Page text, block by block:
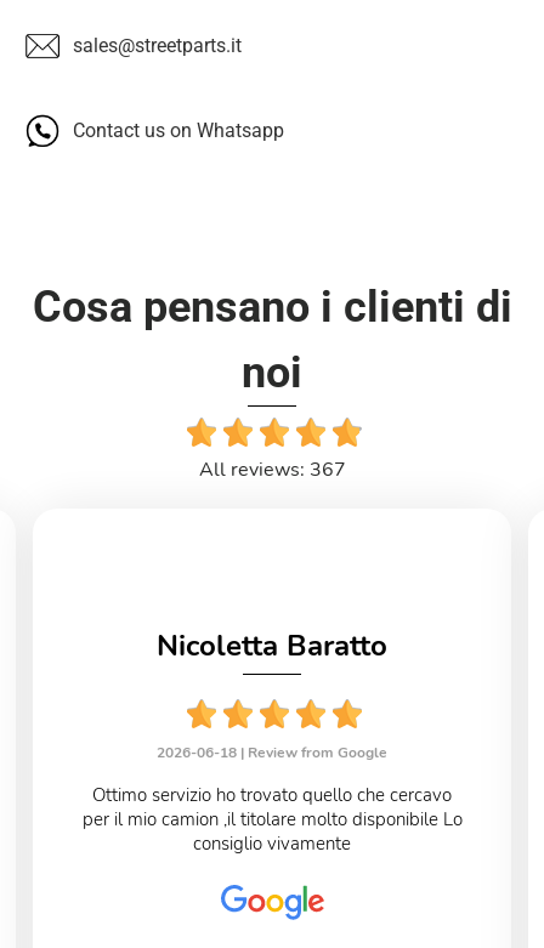
sales@streetparts.it
Contact us on Whatsapp
Cosa pensano i clienti di
noi
All reviews: 367
Nicoletta Baratto
2026-06-18 | Review from Google
Ottimo servizio ho trovato quello che cercavo
per il mio camion ,il titolare molto disponibile Lo
consiglio vivamente